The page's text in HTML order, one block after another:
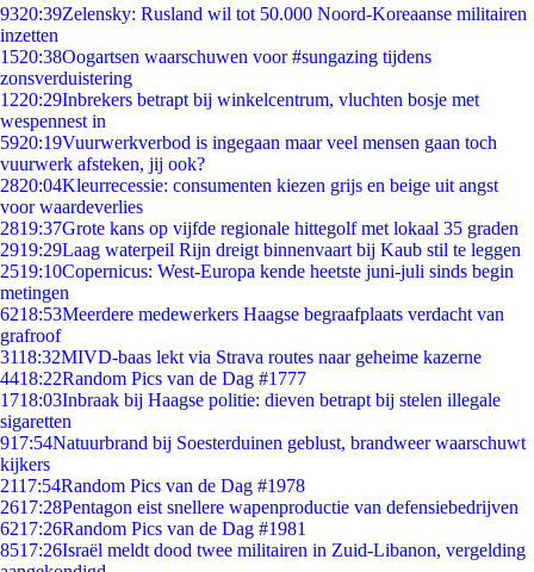
9320:39Zelensky: Rusland wil tot 50.000 Noord-Koreaanse militairen
inzetten
1520:38Oogartsen waarschuwen voor #sungazing tijdens
zonsverduistering
1220:29Inbrekers betrapt bij winkelcentrum, vluchten bosje met
wespennest in
5920:19Vuurwerkverbod is ingegaan maar veel mensen gaan toch
vuurwerk afsteken, jij ook?
2820:04Kleurrecessie: consumenten kiezen grijs en beige uit angst
voor waardeverlies
2819:37Grote kans op vijfde regionale hittegolf met lokaal 35 graden
2919:29Laag waterpeil Rijn dreigt binnenvaart bij Kaub stil te leggen
2519:10Copernicus: West-Europa kende heetste juni-juli sinds begin
metingen
6218:53Meerdere medewerkers Haagse begraafplaats verdacht van
grafroof
3118:32MIVD-baas lekt via Strava routes naar geheime kazerne
4418:22Random Pics van de Dag #1777
1718:03Inbraak bij Haagse politie: dieven betrapt bij stelen illegale
sigaretten
917:54Natuurbrand bij Soesterduinen geblust, brandweer waarschuwt
kijkers
2117:54Random Pics van de Dag #1978
2617:28Pentagon eist snellere wapenproductie van defensiebedrijven
6217:26Random Pics van de Dag #1981
8517:26Israël meldt dood twee militairen in Zuid-Libanon, vergelding